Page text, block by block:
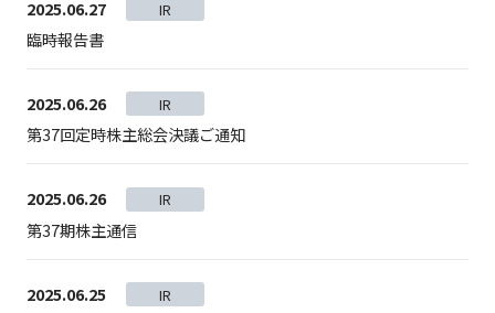
2025.06.27 IR
臨時報告書
2025.06.26 IR
第37回定時株主総会決議ご通知
2025.06.26 IR
第37期株主通信
2025.06.25 IR